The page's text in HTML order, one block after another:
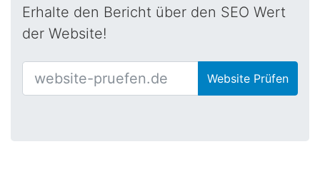
Erhalte den Bericht über den SEO Wert
der Website!
Website Prüfen